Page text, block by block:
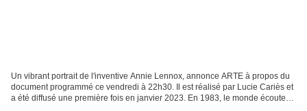
Un vibrant portrait de l'inventive Annie Lennox, annonce ARTE à propos du
document programmé ce vendredi à 22h30. Il est réalisé par Lucie Cariès et
a été diffusé une première fois en janvier 2023. En 1983, le monde écoute